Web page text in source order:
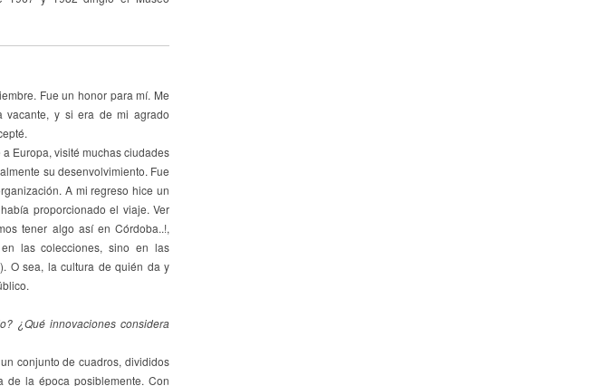
Fue un honor para mí. Me
vacante, y si era de mi agrado
Europa, visité muchas ciudades
su desenvolvimiento. Fue
A mi regreso hice un
proporcionado el viaje. Ver
tener algo así en Córdoba..!,
las colecciones, sino en las
O sea, la cultura de quién da y
¿Qué innovaciones considera
conjunto de cuadros, divididos
de la época posiblemente. Con